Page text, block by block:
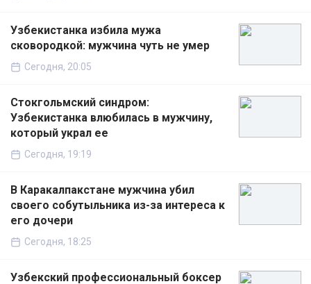
Узбекистанка избила мужа
сковородкой: мужчина чуть не умер
Сегодня, 20:05
Стокгольмский синдром:
Узбекистанка влюбилась в мужчину,
который украл ее
Сегодня, 19:19
В Каракалпакстане мужчина убил
своего собутыльника из-за интереса к
его дочери
Сегодня, 18:25
Узбекский профессиональный боксер